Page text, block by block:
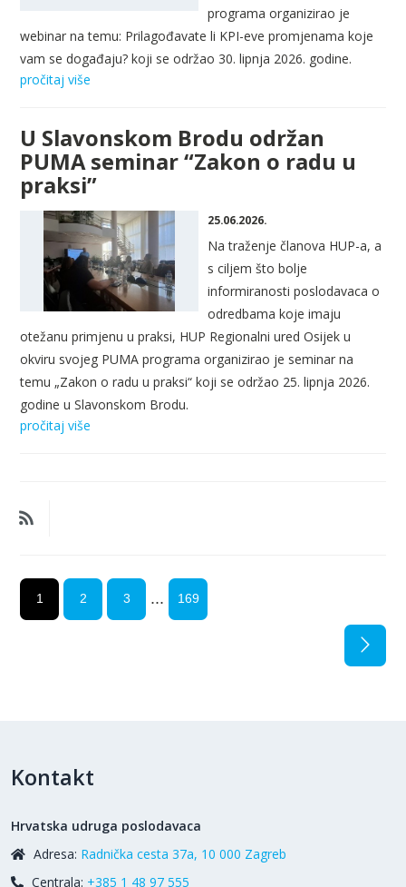
programa organizirao je
webinar na temu: Prilagođavate li KPI-eve promjenama koje
vam se događaju? koji se održao 30. lipnja 2026. godine.
pročitaj više
U Slavonskom Brodu održan
PUMA seminar “Zakon o radu u
praksi”
25.06.2026.
Na traženje članova HUP-a, a
s ciljem što bolje
informiranosti poslodavaca o
odredbama koje imaju
otežanu primjenu u praksi, HUP Regionalni ured Osijek u
okviru svojeg PUMA programa organizirao je seminar na
temu „Zakon o radu u praksi“ koji se održao 25. lipnja 2026.
godine u Slavonskom Brodu.
pročitaj više
1 2 3 ... 169
Kontakt
Hrvatska udruga poslodavaca
Adresa: Radnička cesta 37a, 10 000 Zagreb
Centrala: +385 1 48 97 555